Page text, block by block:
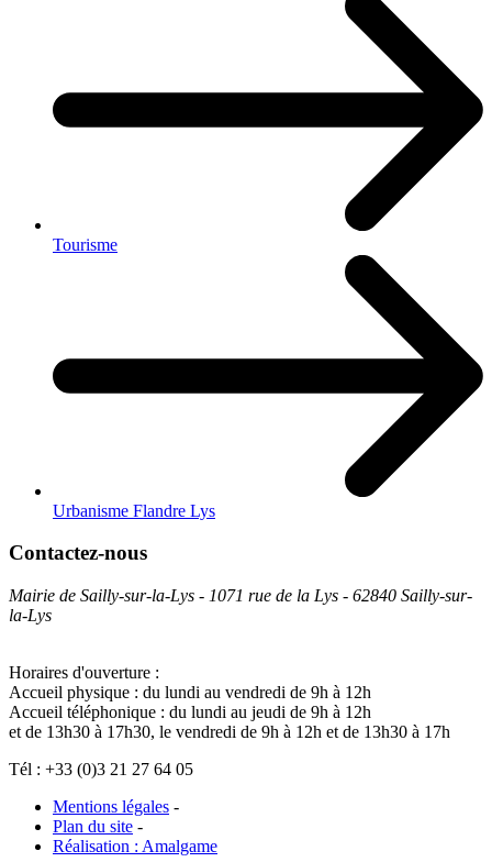
Tourisme
Urbanisme Flandre Lys
Contactez-nous
Mairie de Sailly-sur-la-Lys - 1071 rue de la Lys - 62840 Sailly-sur-
la-Lys
Horaires d'ouverture :
Accueil physique : du lundi au vendredi de 9h à 12h
Accueil téléphonique : du lundi au jeudi de 9h à 12h
et de 13h30 à 17h30, le vendredi de 9h à 12h et de 13h30 à 17h
Tél : +33 (0)3 21 27 64 05
Mentions légales -
Plan du site -
Réalisation : Amalgame